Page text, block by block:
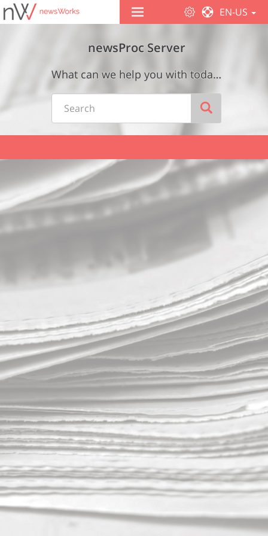
EN-US
newsProc Server
What can we help you with today? Wie können wir Ihnen helfen?